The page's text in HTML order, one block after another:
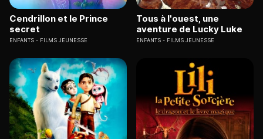
Cendrillon et le Prince
secret
ENFANTS FILMS JEUNESSE
Tous à l'ouest, une
aventure de Lucky Luke
ENFANTS FILMS JEUNESSE